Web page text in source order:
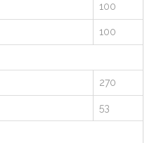
100
100
270
53